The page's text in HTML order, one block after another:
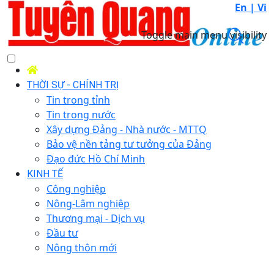
En | Vi
Toggle main menu visibility
THỜI SỰ - CHÍNH TRỊ
Tin trong tỉnh
Tin trong nước
Xây dựng Đảng - Nhà nước - MTTQ
Bảo vệ nền tảng tư tưởng của Đảng
Đạo đức Hồ Chí Minh
KINH TẾ
Công nghiệp
Nông-Lâm nghiệp
Thương mại - Dịch vụ
Đầu tư
Nông thôn mới